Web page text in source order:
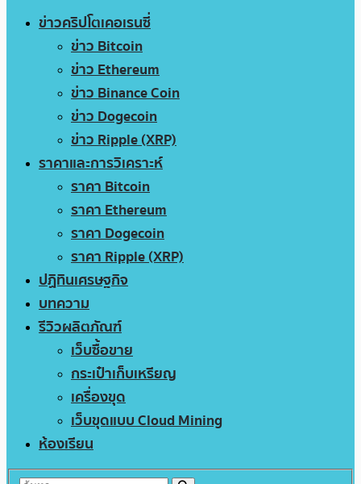
ข่าวคริปโตเคอเรนซี่
ข่าว Bitcoin
ข่าว Ethereum
ข่าว Binance Coin
ข่าว Dogecoin
ข่าว Ripple (XRP)
ราคาและการวิเคราะห์
ราคา Bitcoin
ราคา Ethereum
ราคา Dogecoin
ราคา Ripple (XRP)
ปฏิทินเศรษฐกิจ
บทความ
รีวิวผลิตภัณฑ์
เว็บซื้อขาย
กระเป๋าเก็บเหรียญ
เครื่องขุด
เว็บขุดแบบ Cloud Mining
ห้องเรียน